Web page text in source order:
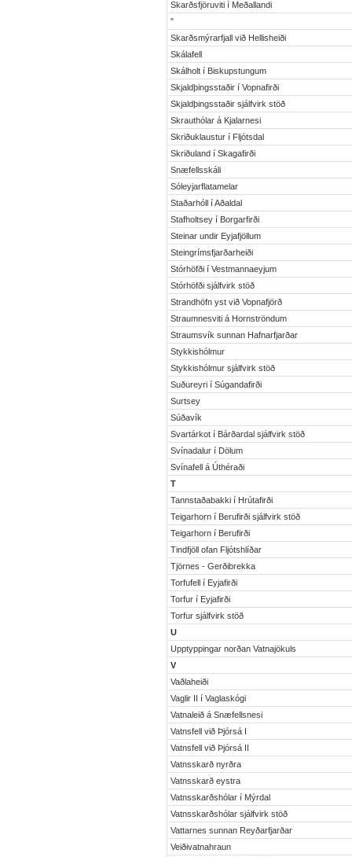
Skarðsfjöruviti í Meðallandi
"
Skarðsmýrarfjall við Hellisheiði
Skálafell
Skálholt í Biskupstungum
Skjaldþingsstaðir í Vopnafirði
Skjaldþingsstaðir sjálfvirk stöð
Skrauthólar á Kjalarnesi
Skriðuklaustur í Fljótsdal
Skriðuland í Skagafirði
Snæfellsskáli
Sóleyjarflatamelar
Staðarhóll í Aðaldal
Stafholtsey í Borgarfirði
Steinar undir Eyjafjöllum
Steingrímsfjarðarheiði
Stórhöfði í Vestmannaeyjum
Stórhöfði sjálfvirk stöð
Strandhöfn yst við Vopnafjörð
Straumnesviti á Hornströndum
Straumsvík sunnan Hafnarfjarðar
Stykkishólmur
Stykkishólmur sjálfvirk stöð
Suðureyri í Súgandafirði
Surtsey
Súðavík
Svartárkot í Bárðardal sjálfvirk stöð
Svínadalur í Dölum
Svínafell á Úthéraði
T
Tannstaðabakki í Hrútafirði
Teigarhorn í Berufirði sjálfvirk stöð
Teigarhorn í Berufirði
Tindfjöll ofan Fljótshlíðar
Tjörnes - Gerðibrekka
Torfufell í Eyjafirði
Torfur í Eyjafirði
Torfur sjálfvirk stöð
U
Upptyppingar norðan Vatnajökuls
V
Vaðlaheiði
Vaglir II í Vaglaskógi
Vatnaleið á Snæfellsnesi
Vatnsfell við Þjórsá I
Vatnsfell við Þjórsá II
Vatnsskarð nyrðra
Vatnsskarð eystra
Vatnsskarðshólar í Mýrdal
Vatnsskarðshólar sjálfvirk stöð
Vattarnes sunnan Reyðarfjarðar
Veiðivatnahraun